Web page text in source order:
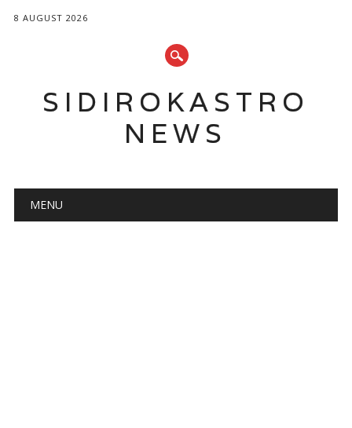
8 AUGUST 2026
SIDIROKASTRO
NEWS
Main menu
MENU